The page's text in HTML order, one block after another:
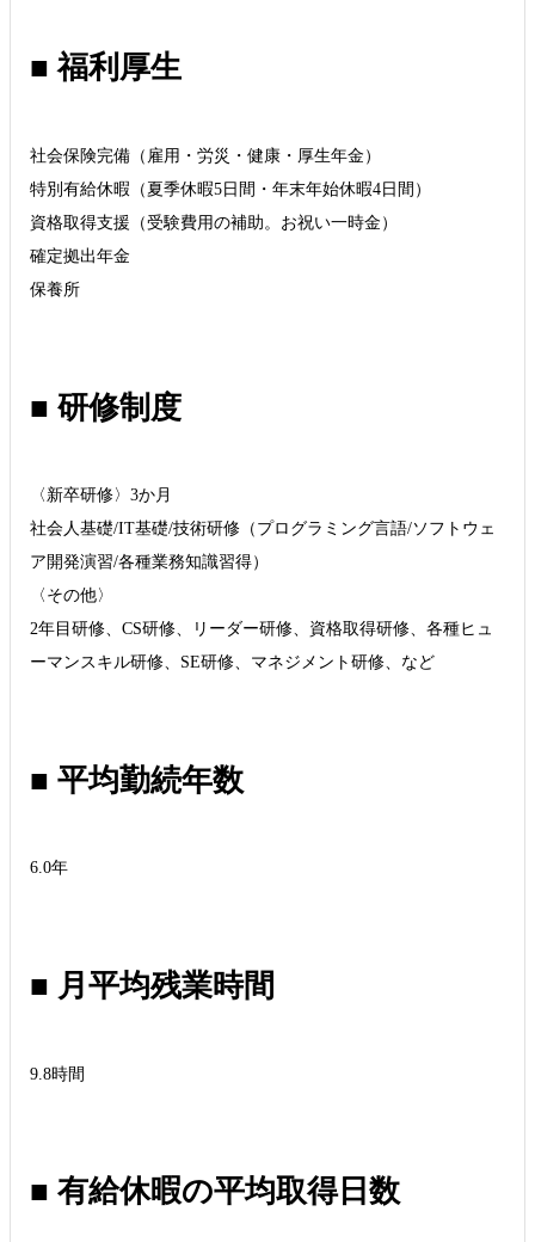
■ 福利厚生
社会保険完備（雇用・労災・健康・厚生年金）
特別有給休暇（夏季休暇5日間・年末年始休暇4日間）
資格取得支援（受験費用の補助。お祝い一時金）
確定拠出年金
保養所
■ 研修制度
〈新卒研修〉3か月
社会人基礎/IT基礎/技術研修（プログラミング言語/ソフトウェ
ア開発演習/各種業務知識習得）
〈その他〉
2年目研修、CS研修、リーダー研修、資格取得研修、各種ヒュ
ーマンスキル研修、SE研修、マネジメント研修、など
■ 平均勤続年数
6.0年
■ 月平均残業時間
9.8時間
■ 有給休暇の平均取得日数